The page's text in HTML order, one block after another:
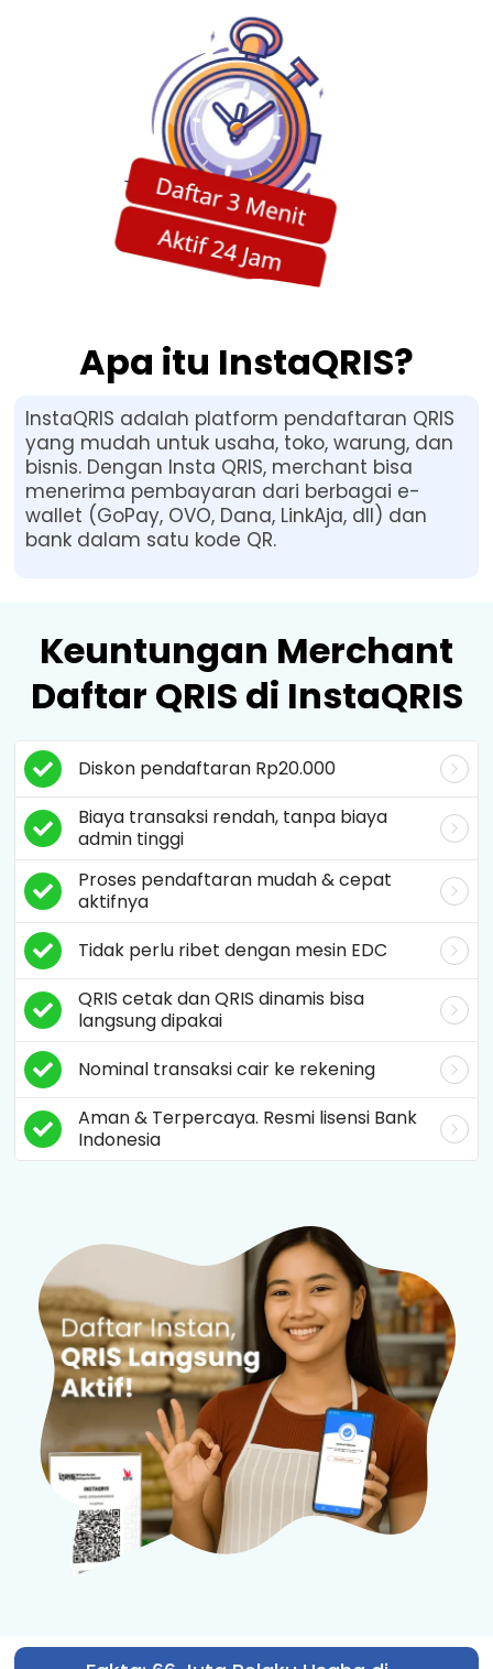
Apa itu InstaQRIS?
InstaQRIS adalah platform pendaftaran QRIS
yang mudah untuk usaha, toko, warung, dan
bisnis. Dengan Insta QRIS, merchant bisa
menerima pembayaran dari berbagai e-
wallet (GoPay, OVO, Dana, LinkAja, dll) dan
bank dalam satu kode QR.
Keuntungan Merchant
Daftar QRIS di InstaQRIS
Diskon pendaftaran Rp20.000
Biaya transaksi rendah, tanpa biaya
admin tinggi
Proses pendaftaran mudah & cepat
aktifnya
Tidak perlu ribet dengan mesin EDC
QRIS cetak dan QRIS dinamis bisa
langsung dipakai
Nominal transaksi cair ke rekening
Aman & Terpercaya. Resmi lisensi Bank
Indonesia